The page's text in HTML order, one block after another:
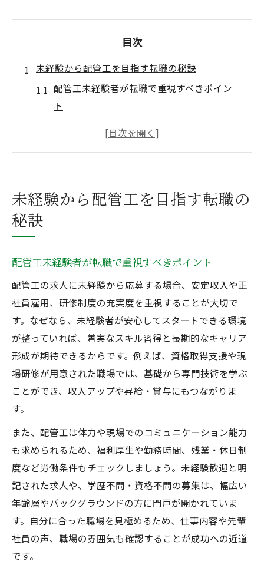
目次
未経験から配管工を目指す転職の秘訣
配管工未経験者が転職で重視すべきポイン
ト
配管工求人の選び方と未経験歓迎の理由
配管工求人への応募で叶える安定収入
配管工の手取りや年収事情を詳しく解説
配管工未経験でも収入アップが目指せる理
由
配管工求人選びで収入面を重視するコツ
配管工は儲かる？安定収入の仕組みとは
配管工の仕事に未経験で挑戦するコツ
配管工未経験から始めるための心構え
配管工未経験者向け研修やサポートの活用
法
資格取得を通じた配管工のスキルアップ法
配管工未経験者が目指すべき資格一覧
配管工で資格取得がキャリアに与える影響
未経験から配管工を目指す転職の
秘訣
配管工未経験者が転職で重視すべきポイント
配管工の求人に未経験から応募する場合、安定収入や正
社員雇用、研修制度の充実度を重視することが大切で
す。なぜなら、未経験者が安心してスタートできる環境
が整っていれば、着実なスキル習得と長期的なキャリア
形成が期待できるからです。例えば、資格取得支援や現
場研修が用意された職場では、基礎から専門技術を学ぶ
ことができ、収入アップや昇給・賞与にもつながりま
す。
また、配管工は体力や現場でのコミュニケーション能力
も求められるため、福利厚生や勤務時間、残業・休日制
度など労働条件もチェックしましょう。未経験歓迎と明
記された求人や、学歴不問・資格不問の募集は、幅広い
年齢層やバックグラウンドの方に門戸が開かれていま
す。自分に合った職場を見極めるため、仕事内容や先輩
社員の声、職場の雰囲気も確認することが成功への近道
です。